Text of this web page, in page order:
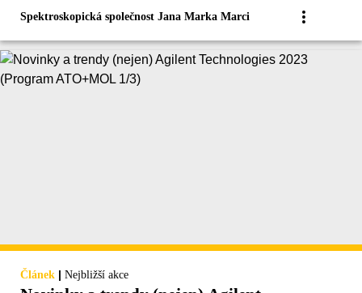
Spektroskopická společnost Jana Marka Marci
Článek | Nejbližší akce